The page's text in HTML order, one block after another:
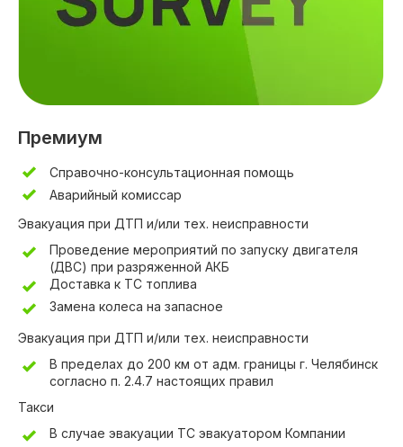
Премиум
Справочно-консультационная помощь
Аварийный комиссар
Эвакуация при ДТП и/или тех. неисправности
Проведение мероприятий по запуску двигателя
(ДВС) при разряженной АКБ
Доставка к ТС топлива
Замена колеса на запасное
Эвакуация при ДТП и/или тех. неисправности
В пределах до 200 км от адм. границы г. Челябинск
согласно п. 2.4.7 настоящих правил
Такси
В случае эвакуации ТС эвакуатором Компании